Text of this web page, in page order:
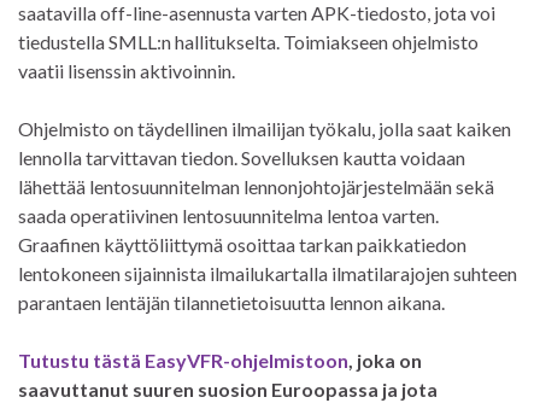
saatavilla off-line-asennusta varten APK-tiedosto, jota voi
tiedustella SMLL:n hallitukselta. Toimiakseen ohjelmisto
vaatii lisenssin aktivoinnin.
Ohjelmisto on täydellinen ilmailijan työkalu, jolla saat kaiken
lennolla tarvittavan tiedon. Sovelluksen kautta voidaan
lähettää lentosuunnitelman lennonjohtojärjestelmään sekä
saada operatiivinen lentosuunnitelma lentoa varten.
Graafinen käyttöliittymä osoittaa tarkan paikkatiedon
lentokoneen sijainnista ilmailukartalla ilmatilarajojen suhteen
parantaen lentäjän tilannetietoisuutta lennon aikana.
Tutustu tästä EasyVFR-ohjelmistoon, joka on
saavuttanut suuren suosion Euroopassa ja jota